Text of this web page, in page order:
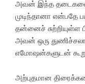
அவன் இந்த தடைகளை
முடிந்தானா என்பதே
தன்னைச் சுற்றியுள்ள
அவன் ஒரு
எமோஷன்களுடன்
அற்புதமான